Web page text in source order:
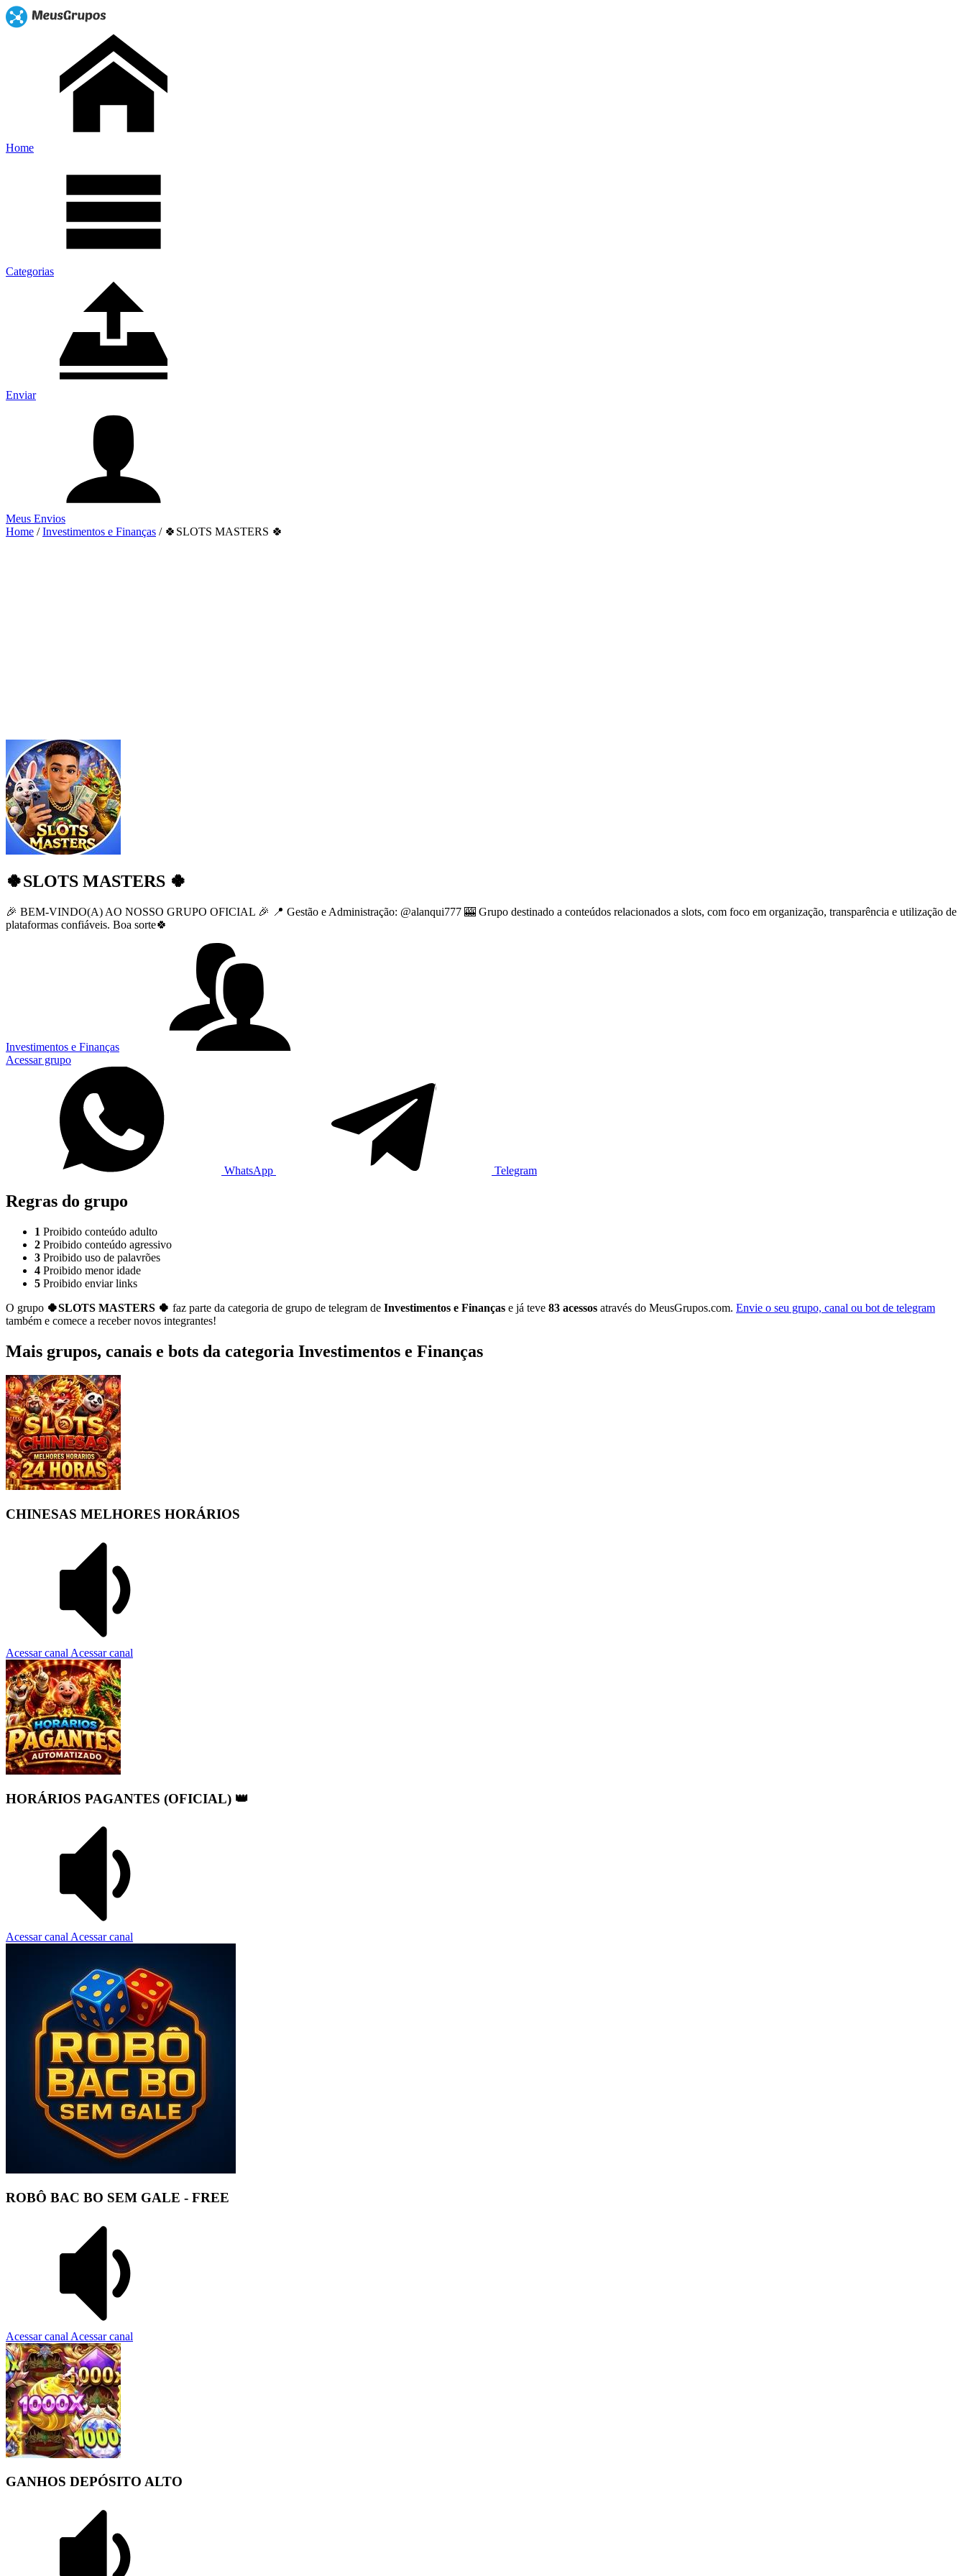
Home
Categorias
Enviar
Meus Envios
Home / Investimentos e Finanças / 🍀SLOTS MASTERS 🍀
🍀SLOTS MASTERS 🍀
🎉 BEM-VINDO(A) AO NOSSO GRUPO OFICIAL 🎉 📍 Gestão e Administração: @alanqui777 🎰 Grupo destinado a conteúdos relacionados a slots, com foco em organização, transparência e utilização de
plataformas confiáveis. Boa sorte🍀
Investimentos e Finanças
Acessar grupo
WhatsApp Telegram
Regras do grupo
1 Proibido conteúdo adulto
2 Proibido conteúdo agressivo
3 Proibido uso de palavrões
4 Proibido menor idade
5 Proibido enviar links
O grupo 🍀SLOTS MASTERS 🍀 faz parte da categoria de grupo de telegram de Investimentos e Finanças e já teve 83 acessos através do MeusGrupos.com. Envie o seu grupo, canal ou bot de telegram
também e comece a receber novos integrantes!
Mais grupos, canais e bots da categoria Investimentos e Finanças
CHINESAS MELHORES HORÁRIOS
Acessar canal Acessar canal
HORÁRIOS PAGANTES (OFICIAL) 👑
Acessar canal Acessar canal
ROBÔ BAC BO SEM GALE - FREE
Acessar canal Acessar canal
GANHOS DEPÓSITO ALTO